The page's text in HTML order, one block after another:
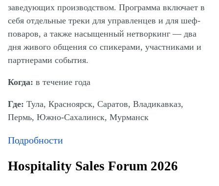
заведующих производством. Программа включает в
себя отдельные треки для управленцев и для шеф-
поваров, а также насыщенный нетворкинг — два
дня живого общения со спикерами, участниками и
партнерами события.
Когда: в течение года
Где: Тула, Красноярск, Саратов, Владикавказ,
Пермь, Южно-Сахалинск, Мурманск
Подробности
Hospitality Sales Forum 2026